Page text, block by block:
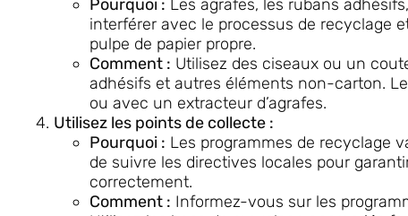
Pourquoi : Les agrafes, les rubans
interférer avec le processus de recyclage
pulpe de papier propre.
Comment : Utilisez des ciseaux ou un
adhésifs et autres éléments non-carton.
ou avec un extracteur d’agrafes.
Utilisez les points de collecte :
Pourquoi : Les programmes de recyclage
de suivre les directives locales pour
correctement.
Comment : Informez-vous sur les